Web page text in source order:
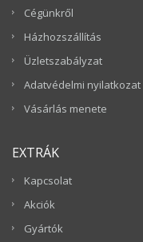
Cégünkről
Házhozszállítás
Üzletszabályzat
Adatvédelmi nyilatkozat
Vásárlás menete
EXTRÁK
Kapcsolat
Akciók
Gyártók